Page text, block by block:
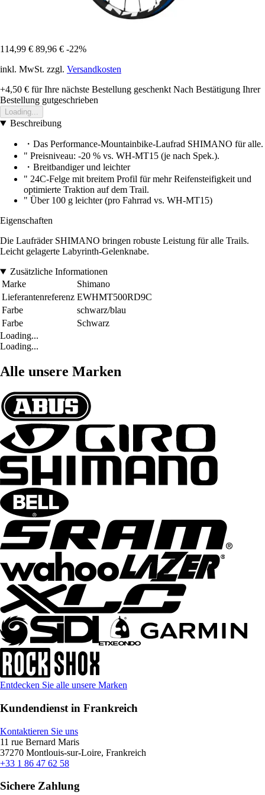
114,99 € 89,96 € -22%
inkl. MwSt. zzgl. Versandkosten
+4,50 € für Ihre nächste Bestellung geschenkt Nach Bestätigung Ihrer
Bestellung gutgeschrieben
Loading...
Beschreibung
・Das Performance-Mountainbike-Laufrad SHIMANO für alle.
" Preisniveau: -20 % vs. WH-MT15 (je nach Spek.).
・Breitbandiger und leichter
" 24C-Felge mit breitem Profil für mehr Reifensteifigkeit und
optimierte Traktion auf dem Trail.
" Über 100 g leichter (pro Fahrrad vs. WH-MT15)
Eigenschaften
Die Laufräder SHIMANO bringen robuste Leistung für alle Trails.
Leicht gelagerte Labyrinth-Gelenknabe.
Zusätzliche Informationen
Marke
Shimano
Lieferantenreferenz EWHMT500RD9C
Farbe
schwarz/blau
Farbe
Schwarz
Loading...
Loading...
Alle unsere Marken
Entdecken Sie alle unsere Marken
Kundendienst in Frankreich
Kontaktieren Sie uns
11 rue Bernard Maris
37270 Montlouis-sur-Loire, Frankreich
+33 1 86 47 62 58
Sichere Zahlung